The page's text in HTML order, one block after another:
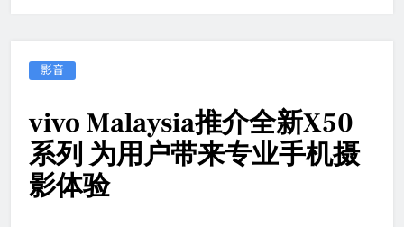
影音
vivo Malaysia推介全新X50
系列 为用户带来专业手机摄
影体验